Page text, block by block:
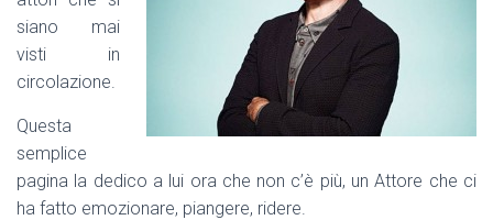
siano mai
visti in
circolazione.
Questa
semplice
pagina la dedico a lui ora che non c’è più, un Attore che ci
ha fatto emozionare, piangere, ridere.